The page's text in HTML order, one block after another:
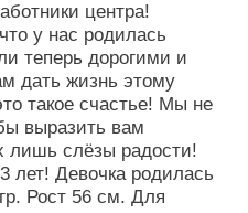
центра!
у нас родилась
теперь дорогими и
дать жизнь этому
такое счастье! Мы не
выразить вам
лишь слёзы радости!
лет! Девочка родилась
Рост 56 см. Для